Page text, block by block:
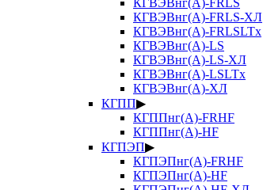
КГВЭВнг(А)-FRLS-ХЛ
КГВЭВнг(А)-FRLSLTx
КГВЭВнг(А)-LS
КГВЭВнг(А)-LS-ХЛ
КГВЭВнг(А)-LSLTx
КГВЭВнг(А)-ХЛ
КГПП▶
КГППнг(А)-FRHF
КГППнг(А)-HF
КГПЭП▶
КГПЭПнг(А)-FRHF
КГПЭПнг(А)-HF